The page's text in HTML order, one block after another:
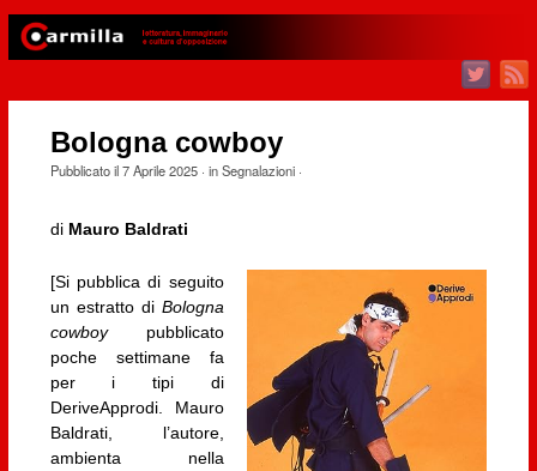
Bologna cowboy
Pubblicato il7 Aprile 2025· inSegnalazioni·
di Mauro Baldrati
[Si pubblica di seguito
un estratto di Bologna
cowboypubblicato
poche settimane fa
per i tipi di
DeriveApprodi. Mauro
Baldrati, l’autore,
ambienta nella